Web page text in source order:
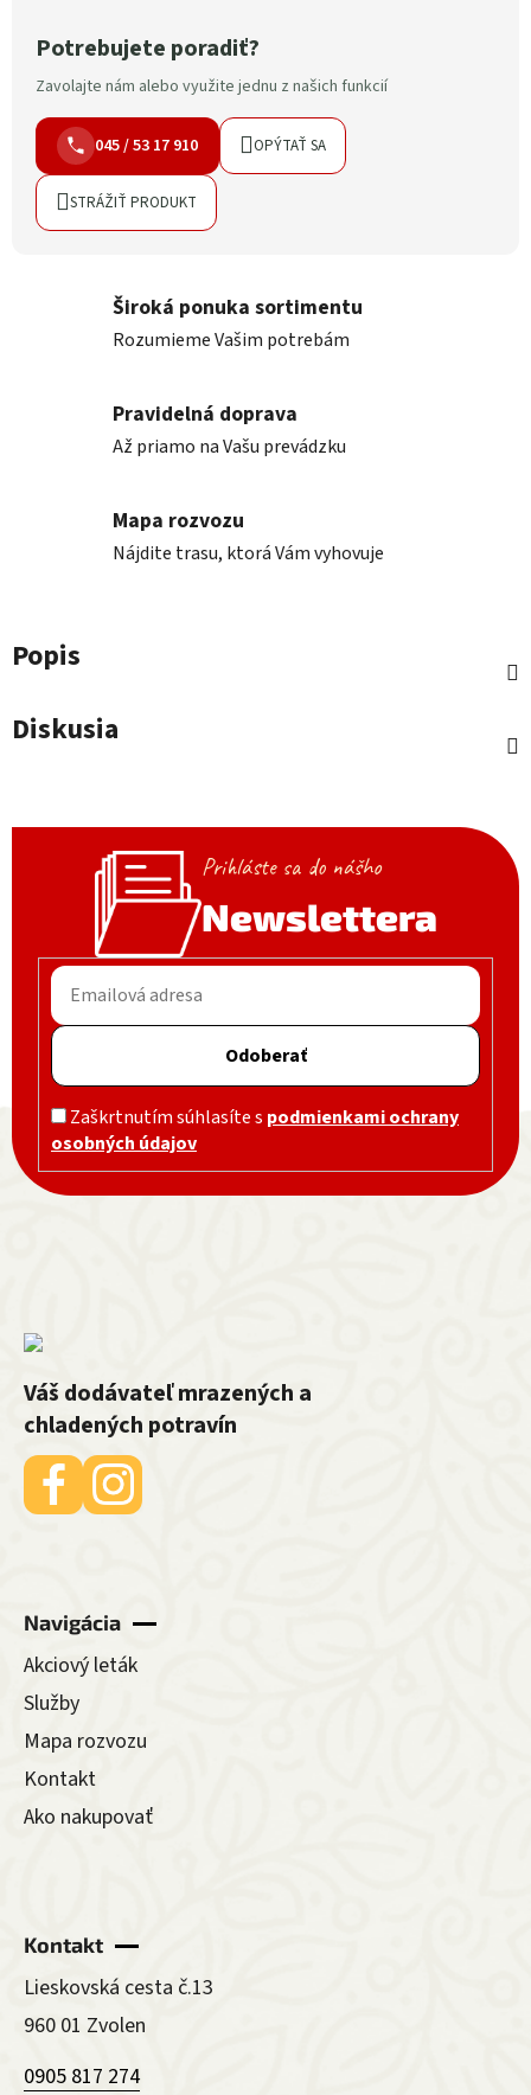
Potrebujete poradiť?
Zavolajte nám alebo využite jednu z našich funkcií
045 / 53 17 910 OPÝTAŤ SA
STRÁŽIŤ PRODUKT
Široká ponuka sortimentu
Rozumieme Vašim potrebám
Pravidelná doprava
Až priamo na Vašu prevádzku
Mapa rozvozu
Nájdite trasu, ktorá Vám vyhovuje
Popis
Diskusia
Prihláste sa do nášho
Newslettera
Odoberať
Zaškrtnutím súhlasíte s podmienkami ochrany
osobných údajov
Zápätie
Váš dodávateľ mrazených a
chladených potravín
Navigácia
Akciový leták
Služby
Mapa rozvozu
Kontakt
Ako nakupovať
Kontakt
Lieskovská cesta č.13
960 01 Zvolen
0905 817 274